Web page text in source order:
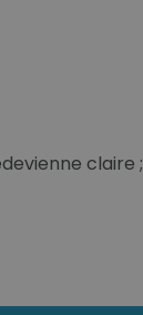
claire ;